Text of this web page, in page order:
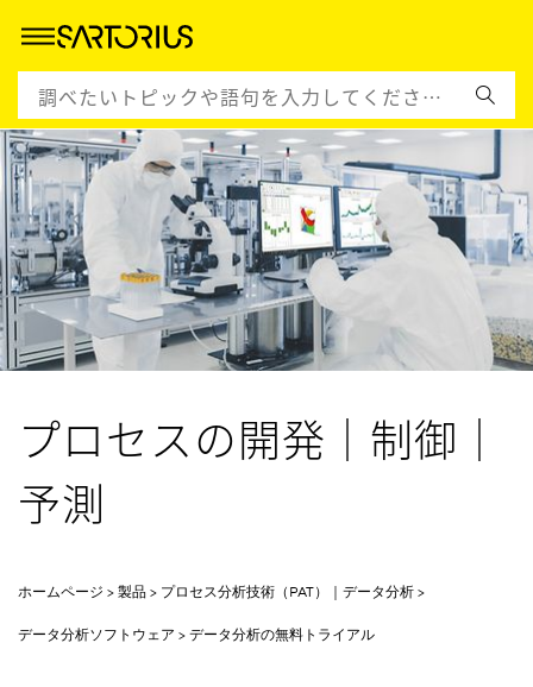
プロセスの開発｜制御｜
予測
ホームページ 製品 プロセス分析技術（PAT）｜データ分析
データ分析ソフトウェア データ分析の無料トライアル